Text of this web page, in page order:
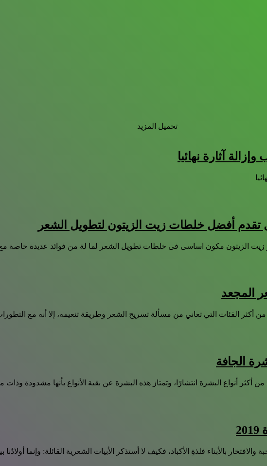
آثارة نهائيا
تقدم أفضل خلطات زيت الزيتون لتطويل الشعر
زيت الزيتون مكون اساسى فى خلطات تطويل الشعر لما لة من فوائد عديدة خاصة
المجعد
أكثر الفئات التي تعاني من مسألة تسريح الشعر وطريقة تنعيمه، إلا أنه مع
الجافة
من أكثر أنواع البشرة انتشارًا، وتمتاز هذه البشرة عن بقية الأنواع بأنها مشدودة
بالأبناء فلذةِ الأكباد، فكيف لا أستذكر الأبيات الشعرية القائلة: وإنما أولادُنا
تحميل المزيد